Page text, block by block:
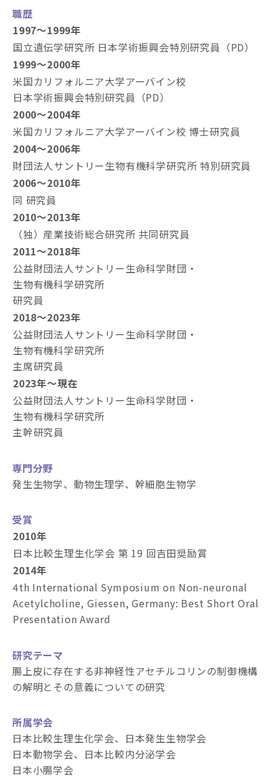
職歴
1997～1999年
国立遺伝学研究所 日本学術振興会特別研究員（PD）
1999～2000年
米国カリフォルニア大学アーバイン校
日本学術振興会特別研究員（PD）
2000～2004年
米国カリフォルニア大学アーバイン校 博士研究員
2004～2006年
財団法人サントリー生物有機科学研究所 特別研究員
2006～2010年
同 研究員
2010～2013年
（独）産業技術総合研究所 共同研究員
2011～2018年
公益財団法人サントリー生命科学財団・
生物有機科学研究所
研究員
2018～2023年
公益財団法人サントリー生命科学財団・
生物有機科学研究所
主席研究員
2023年～現在
公益財団法人サントリー生命科学財団・
生物有機科学研究所
主幹研究員
専門分野
発生生物学、動物生理学、幹細胞生物学
受賞
2010年
日本比較生理生化学会 第 19 回吉田奨励賞
2014年
4th International Symposium on Non-neuronal
Acetylcholine, Giessen, Germany: Best Short Oral
Presentation Award
研究テーマ
腸上皮に存在する非神経性アセチルコリンの制御機構
の解明とその意義についての研究
所属学会
日本比較生理生化学会、日本発生生物学会
日本動物学会、日本比較内分泌学会
日本小腸学会